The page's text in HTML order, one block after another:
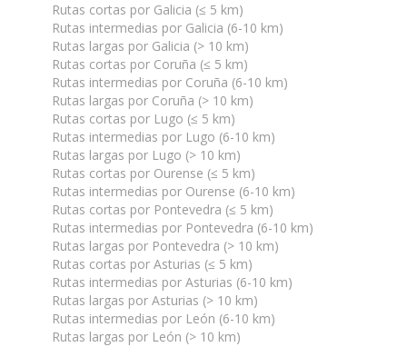
Rutas cortas por Galicia (≤ 5 km)
Rutas intermedias por Galicia (6-10 km)
Rutas largas por Galicia (> 10 km)
Rutas cortas por Coruña (≤ 5 km)
Rutas intermedias por Coruña (6-10 km)
Rutas largas por Coruña (> 10 km)
Rutas cortas por Lugo (≤ 5 km)
Rutas intermedias por Lugo (6-10 km)
Rutas largas por Lugo (> 10 km)
Rutas cortas por Ourense (≤ 5 km)
Rutas intermedias por Ourense (6-10 km)
Rutas cortas por Pontevedra (≤ 5 km)
Rutas intermedias por Pontevedra (6-10 km)
Rutas largas por Pontevedra (> 10 km)
Rutas cortas por Asturias (≤ 5 km)
Rutas intermedias por Asturias (6-10 km)
Rutas largas por Asturias (> 10 km)
Rutas intermedias por León (6-10 km)
Rutas largas por León (> 10 km)